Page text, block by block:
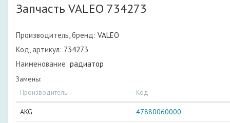
Запчасть VALEO 734273
Производитель, бренд: VALEO
Код, артикул: 734273
Наименование: радиатор
Замены:
Производитель Код
AKG 47880060000